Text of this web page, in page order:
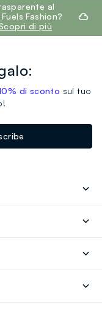
al
Fashion?
Scopri di più
di sconto sul tuo